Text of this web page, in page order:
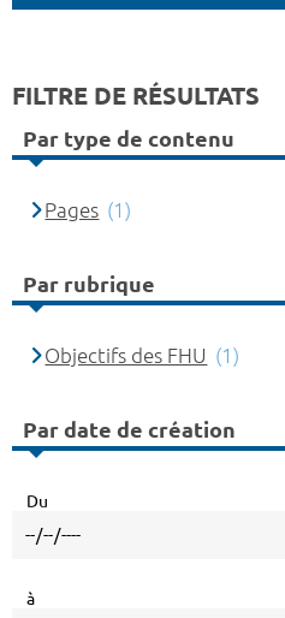
FILTRE DE RÉSULTATS
Par type de contenu
Pages (1)
Par rubrique
Objectifs des FHU (1)
Par date de création
Du
à